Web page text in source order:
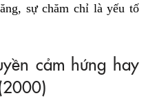
sự chăm chỉ là yếu tố
cảm hứng hay